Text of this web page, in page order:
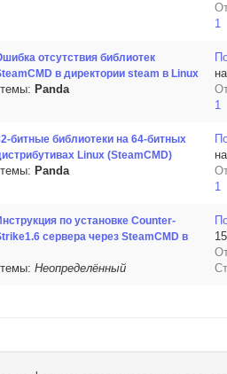
1
отсутствия библиотек
в директории steam в Linux
Panda
1
битные библиотеки на 64-битных
Linux (SteamCMD)
Panda
1
по установке Counter-
сервера через SteamCMD в
Неопределённый